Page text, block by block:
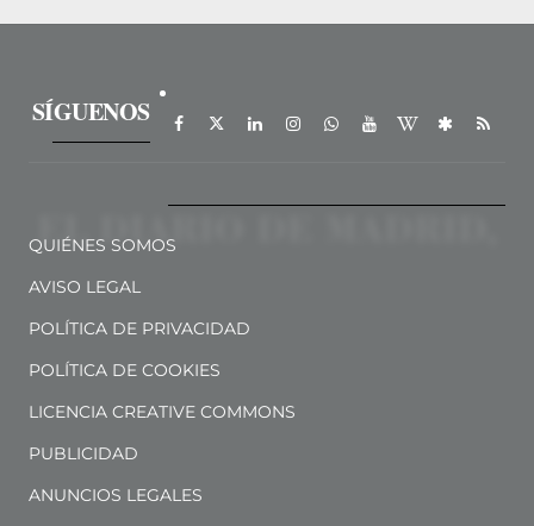
SÍGUENOS
QUIÉNES SOMOS
AVISO LEGAL
POLÍTICA DE PRIVACIDAD
POLÍTICA DE COOKIES
LICENCIA CREATIVE COMMONS
PUBLICIDAD
ANUNCIOS LEGALES